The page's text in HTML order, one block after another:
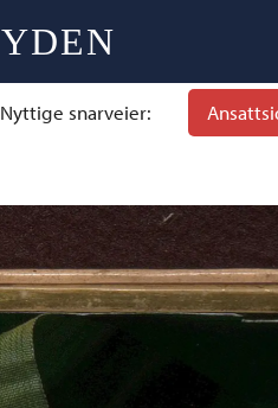
Nyttige snarveier: